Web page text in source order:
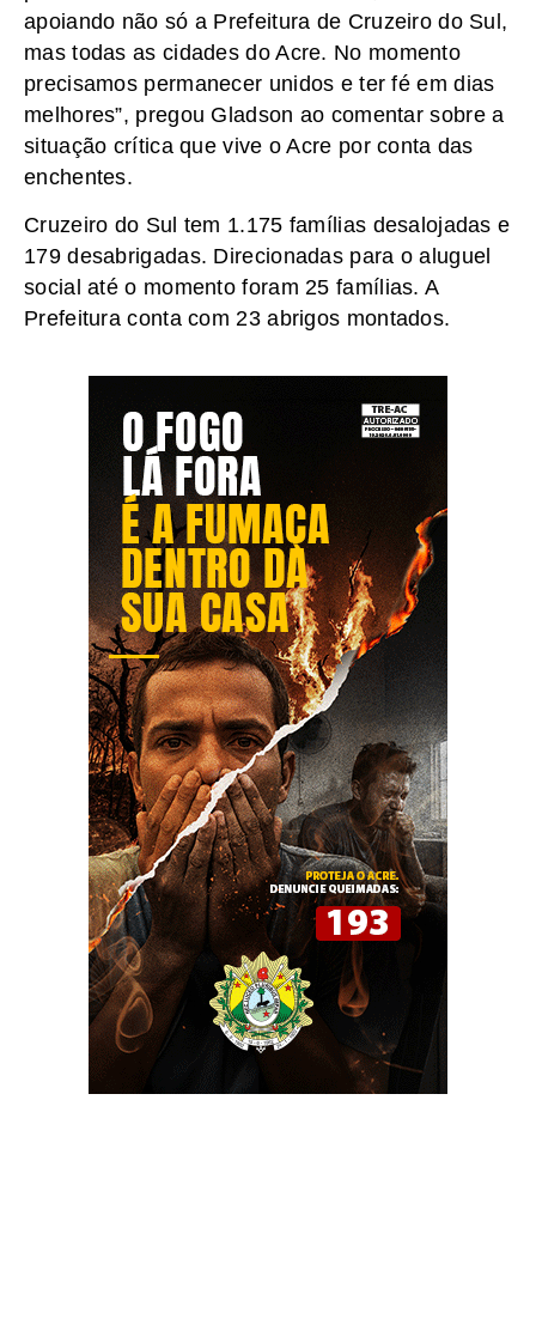
apoiando não só a Prefeitura de Cruzeiro do Sul,
mas todas as cidades do Acre. No momento
precisamos permanecer unidos e ter fé em dias
melhores”, pregou Gladson ao comentar sobre a
situação crítica que vive o Acre por conta das
enchentes.
Cruzeiro do Sul tem 1.175 famílias desalojadas e
179 desabrigadas. Direcionadas para o aluguel
social até o momento foram 25 famílias. A
Prefeitura conta com 23 abrigos montados.